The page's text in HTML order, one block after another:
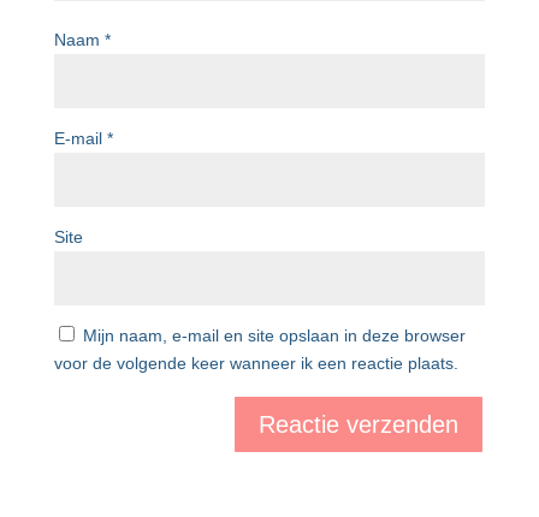
Naam *
E-mail *
Site
Mijn naam, e-mail en site opslaan in deze browser
voor de volgende keer wanneer ik een reactie plaats.